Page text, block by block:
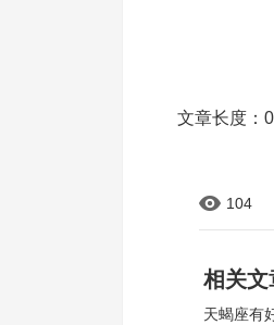
文章长度：
104
相关文
天蝎座有